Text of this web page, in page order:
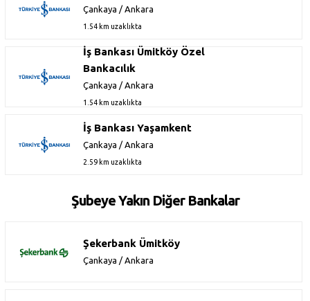
Çankaya / Ankara
1.54 km uzaklıkta
İş Bankası Ümitköy Özel
Bankacılık
Çankaya / Ankara
1.54 km uzaklıkta
İş Bankası Yaşamkent
Çankaya / Ankara
2.59 km uzaklıkta
Şubeye Yakın Diğer Bankalar
Şekerbank Ümitköy
Çankaya / Ankara